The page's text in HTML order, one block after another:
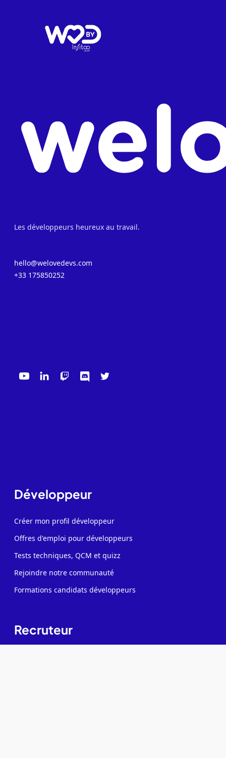
Les développeurs heureux au travail.
hello@welovedevs.com
+33 175850252
Développeur
Créer mon profil développeur
Offres d'emploi pour développeurs
Tests techniques, QCM et quizz
Rejoindre notre communauté
Formations candidats développeurs
Recruteur